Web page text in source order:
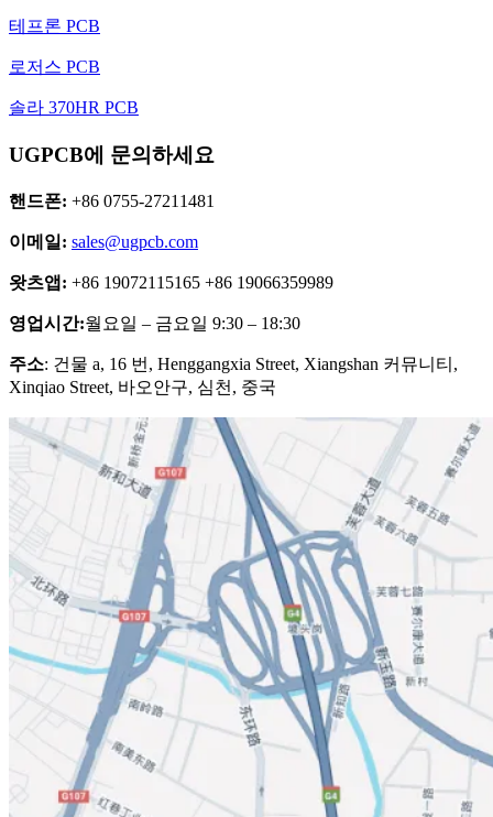
테프론 PCB
로저스 PCB
솔라 370HR PCB
UGPCB에 문의하세요
핸드폰: +86 0755-27211481
이메일: sales@ugpcb.com
왓츠앱: +86 19072115165 +86 19066359989
영업시간:월요일 – 금요일 9:30 – 18:30
주소: 건물 a, 16 번, Henggangxia Street, Xiangshan 커뮤니티,
Xinqiao Street, 바오안구, 심천, 중국